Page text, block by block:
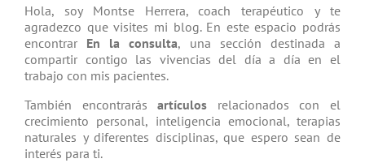
Hola, soy Montse Herrera, coach tera­péutico y te
agradezco que visites mi blog. En este espacio podrás
encontrar En la consulta, una sección destinada a
compartir contigo las vivencias del día a día en el
trabajo con mis pacientes.
También encontrarásartículos relacio­nados con el
crecimiento personal, inteligencia emocional, terapias
natu­rales y diferentes disciplinas, que espero sean de
interés para ti.